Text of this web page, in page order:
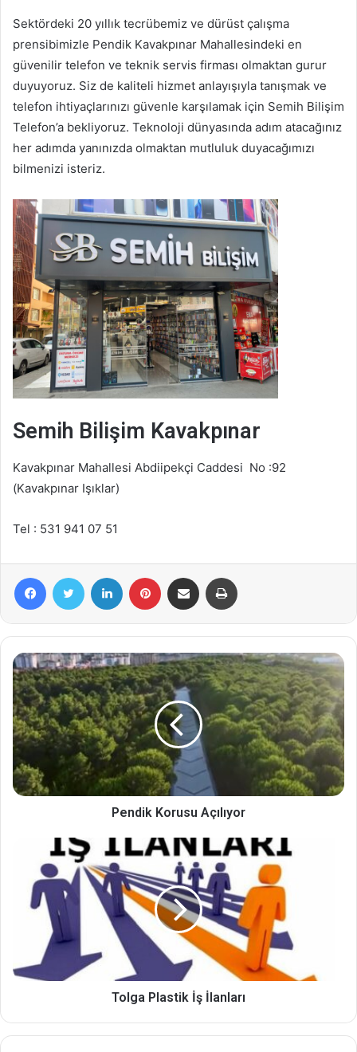
Sektördeki 20 yıllık tecrübemiz ve dürüst çalışma
prensibimizle Pendik Kavakpınar Mahallesindeki en
güvenilir telefon ve teknik servis firması olmaktan gurur
duyuyoruz. Siz de kaliteli hizmet anlayışıyla tanışmak ve
telefon ihtiyaçlarınızı güvenle karşılamak için Semih Bilişim
Telefon’a bekliyoruz. Teknoloji dünyasında adım atacağınız
her adımda yanınızda olmaktan mutluluk duyacağımızı
bilmenizi isteriz.
Semih Bilişim Kavakpınar
Kavakpınar Mahallesi Abdiipekçi Caddesi No :92
(Kavakpınar Işıklar)
Tel : 531 941 07 51
Pendik Korusu Açılıyor
Tolga Plastik İş İlanları